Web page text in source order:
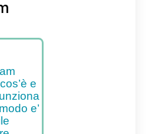
per fare in modo
possano
attraverso la
tua pagina